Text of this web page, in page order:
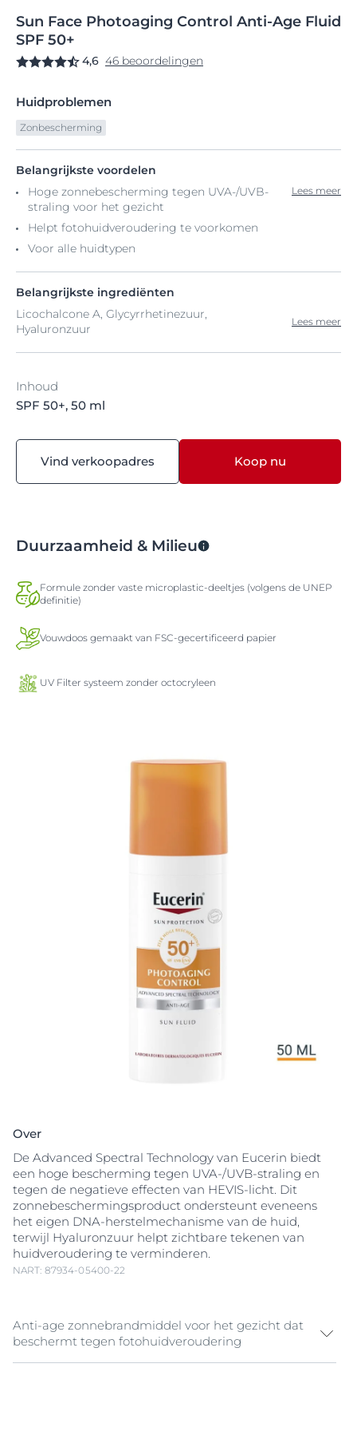
Sun Face Photoaging Control Anti-Age Fluid
SPF 50+
4,6 46 beoordelingen
Huidproblemen
Zonbescherming
Belangrijkste voordelen
Hoge zonnebescherming tegen UVA-/UVB-
straling voor het gezicht
Helpt fotohuidveroudering te voorkomen
Voor alle huidtypen
Lees meer
Belangrijkste ingrediënten
Licochalcone A, Glycyrrhetinezuur,
Hyaluronzuur
Lees meer
Inhoud
SPF 50+, 50 ml
Vind verkoopadres Koop nu
Duurzaamheid & Milieu
Formule zonder vaste microplastic-deeltjes (volgens de UNEP
definitie)
Vouwdoos gemaakt van FSC-gecertificeerd papier
UV Filter systeem zonder octocryleen
Over
De Advanced Spectral Technology van Eucerin biedt
een hoge bescherming tegen UVA-/UVB-straling en
tegen de negatieve effecten van HEVIS-licht. Dit
zonnebeschermingsproduct ondersteunt eveneens
het eigen DNA-herstelmechanisme van de huid,
terwijl Hyaluronzuur helpt zichtbare tekenen van
huidveroudering te verminderen.
NART: 87934-05400-22
Anti-age zonnebrandmiddel voor het gezicht dat
beschermt tegen fotohuidveroudering